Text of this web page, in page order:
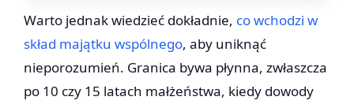
Warto jednak wiedzieć dokładnie, co wchodzi w
skład majątku wspólnego, aby uniknąć
nieporozumień. Granica bywa płynna, zwłaszcza
po 10 czy 15 latach małżeństwa, kiedy dowody